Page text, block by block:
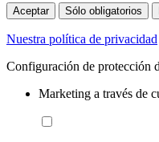
Aceptar Sólo obligatorios
Nuestra política de privacidad
Configuración de protección
Marketing a través de